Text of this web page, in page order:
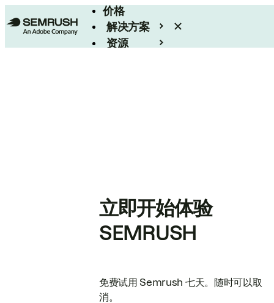
价格
解决方案
资源
立即开始体验
SEMRUSH
免费试用 Semrush 七天。随时可以取
消。